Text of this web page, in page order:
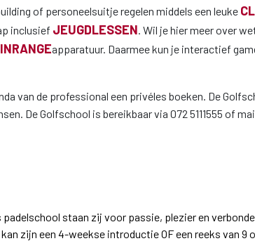
of personeelsuitje regelen middels een leuke
inclusief JEUGDLESSEN . Wil je hier meer over
INRANGEapparatuur. Daarmee kun je interactief
van de professional een privéles boeken. De
De Golfschool is bereikbaar via 072 5111555 of
staan zij voor passie, plezier en
zijn een 4-weekse introductie OF een reeks van 9